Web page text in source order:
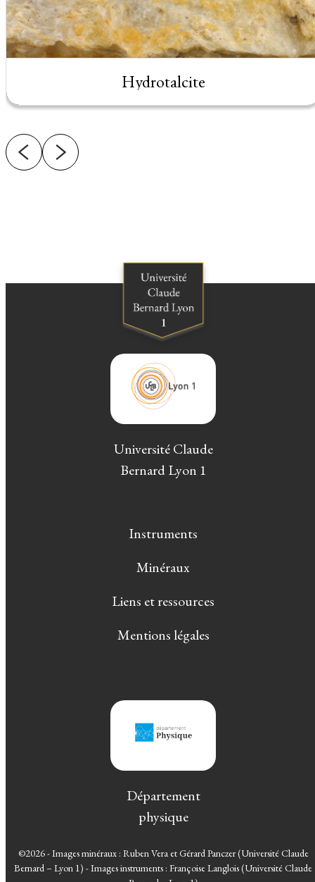
Hydrotalcite
Université Claude
Bernard Lyon 1
Instruments
Minéraux
Liens et ressources
Mentions légales
Département
physique
©2026 - Images minéraux : Ruben Vera et Gérard Panczer (Université Claude
Bernard – Lyon 1) - Images instruments : Françoise Langlois (Université Claude